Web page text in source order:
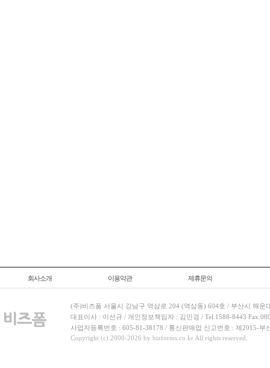
회사소개 이용약관 제휴문의
(주)비즈폼 서울시 강남구 역삼로 204 (역삼동) 604호 / 부산시 해운
대표이사 : 이선규 / 개인정보책임자 : 김민경 / Tel.1588-8443
사업자등록번호 : 605-81-38178 / 통신판매업 신고번호 : 제2015-부
Copyright (c) 2000-2026 by bizforms.co.kr All rights reserved.